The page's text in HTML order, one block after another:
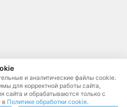
и аналитические файлы cookie.
для корректной работы сайта,
сайта и обрабатываются только с
в Политике обработки cookie.